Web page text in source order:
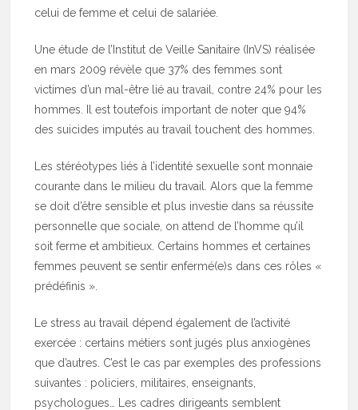
celui de femme et celui de salariée.
Une étude de l’Institut de Veille Sanitaire (InVS) réalisée
en mars 2009 révèle que 37% des femmes sont
victimes d’un mal-être lié au travail, contre 24% pour les
hommes. Il est toutefois important de noter que 94%
des suicides imputés au travail touchent des hommes.
Les stéréotypes liés à l’identité sexuelle sont monnaie
courante dans le milieu du travail. Alors que la femme
se doit d’être sensible et plus investie dans sa réussite
personnelle que sociale, on attend de l’homme qu’il
soit ferme et ambitieux. Certains hommes et certaines
femmes peuvent se sentir enfermé(e)s dans ces rôles «
prédéfinis ».
Le stress au travail dépend également de l’activité
exercée : certains métiers sont jugés plus anxiogènes
que d’autres. C’est le cas par exemples des professions
suivantes : policiers, militaires, enseignants,
psychologues… Les cadres dirigeants semblent